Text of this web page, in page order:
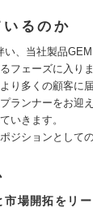
るのか
い、当社製品
フェーズに入りま
り多くの顧客に
ランナーをお迎
いきます。
ジションとして
市場開拓をリ